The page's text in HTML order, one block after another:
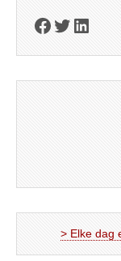
Facebook
Twitter
> Elke dag